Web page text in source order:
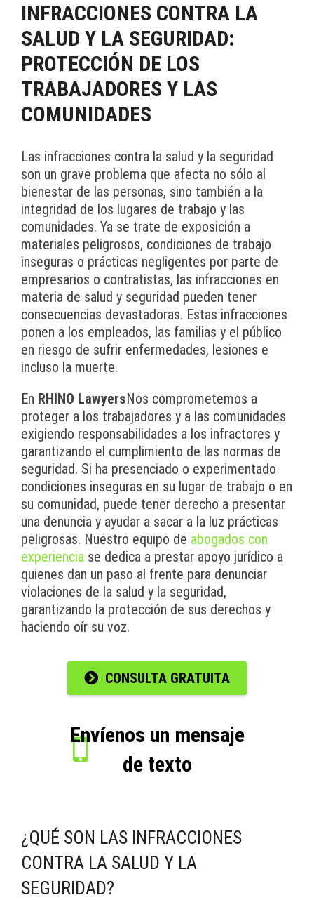
INFRACCIONES CONTRA LA
SALUD Y LA SEGURIDAD:
PROTECCIÓN DE LOS
TRABAJADORES Y LAS
COMUNIDADES
Las infracciones contra la salud y la seguridad
son un grave problema que afecta no sólo al
bienestar de las personas, sino también a la
integridad de los lugares de trabajo y las
comunidades. Ya se trate de exposición a
materiales peligrosos, condiciones de trabajo
inseguras o prácticas negligentes por parte de
empresarios o contratistas, las infracciones en
materia de salud y seguridad pueden tener
consecuencias devastadoras. Estas infracciones
ponen a los empleados, las familias y el público
en riesgo de sufrir enfermedades, lesiones e
incluso la muerte.
En RHINO LawyersNos comprometemos a
proteger a los trabajadores y a las comunidades
exigiendo responsabilidades a los infractores y
garantizando el cumplimiento de las normas de
seguridad. Si ha presenciado o experimentado
condiciones inseguras en su lugar de trabajo o en
su comunidad, puede tener derecho a presentar
una denuncia y ayudar a sacar a la luz prácticas
peligrosas. Nuestro equipo de abogados con
experiencia se dedica a prestar apoyo jurídico a
quienes dan un paso al frente para denunciar
violaciones de la salud y la seguridad,
garantizando la protección de sus derechos y
haciendo oír su voz.
CONSULTA GRATUITA
Envíenos un mensaje
de texto
¿QUÉ SON LAS INFRACCIONES
CONTRA LA SALUD Y LA
SEGURIDAD?